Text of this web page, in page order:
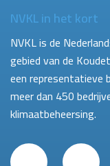
NVKL in het kort
NVKL is de
gebied van de
een representatieve
meer dan 450
klimaatbeheersing.